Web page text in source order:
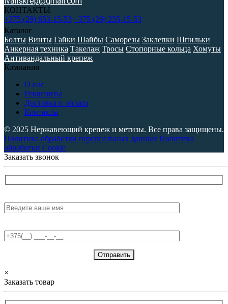
КОНТАКТЫ
+375 (29) 653-15-53 +375 (29) 235-15-53
Каталог
Болты Винты Гайки Шайбы Саморезы Заклепки Шпильки
Анкерная техника Такелаж Тросы Стопорные кольца Хомуты
Антивандальный крепеж
Компания
О нас
Реквизиты
Доставка и оплата
Контакты
© 2025 Нержавеющий крепеж и метизы. Все права защищены.
Политика обработки персональных данных Политика
обработки Cookie
Заказать звонок
×
Заказать товар